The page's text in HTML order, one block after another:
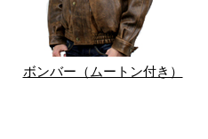
ボンバー（ムートン付き）